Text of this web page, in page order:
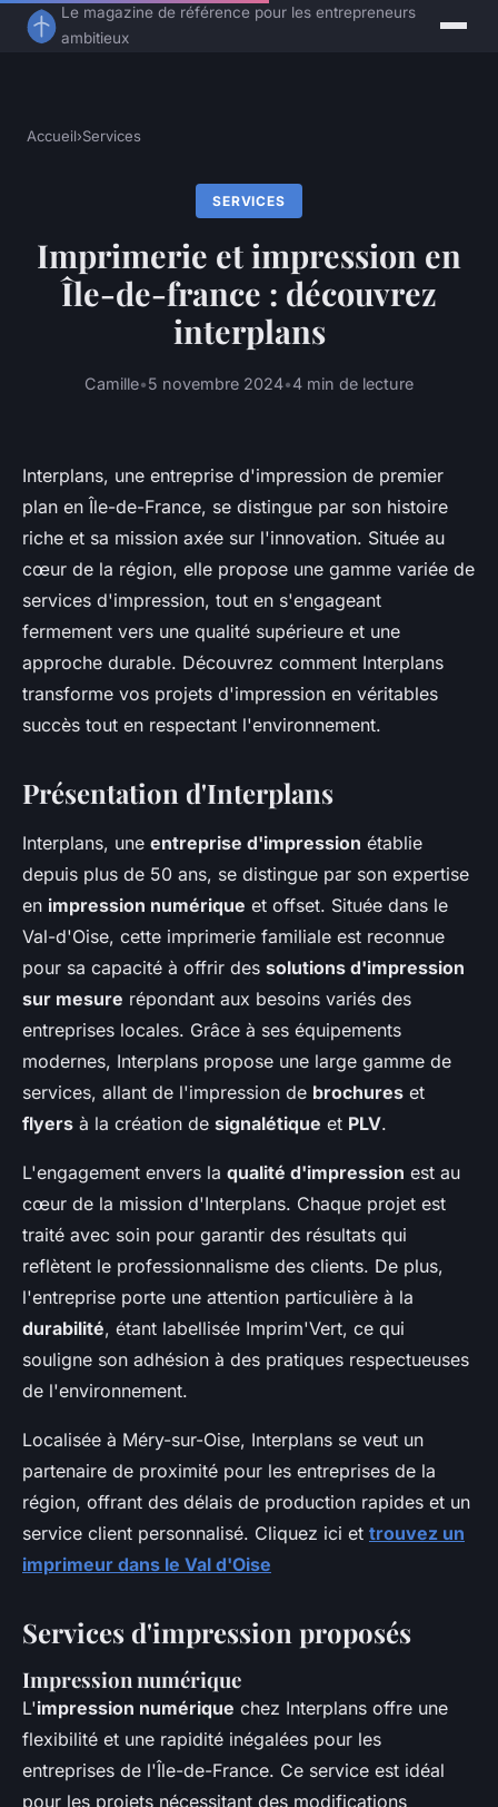
Le magazine de référence pour les entrepreneurs
ambitieux
Accueil›Services
SERVICES
Imprimerie et impression en
Île-de-france : découvrez
interplans
Camille•5 novembre 2024•4 min de lecture
Interplans, une entreprise d'impression de premier
plan en Île-de-France, se distingue par son histoire
riche et sa mission axée sur l'innovation. Située au
cœur de la région, elle propose une gamme variée de
services d'impression, tout en s'engageant
fermement vers une qualité supérieure et une
approche durable. Découvrez comment Interplans
transforme vos projets d'impression en véritables
succès tout en respectant l'environnement.
Présentation d'Interplans
Interplans, une entreprise d'impression établie
depuis plus de 50 ans, se distingue par son expertise
en impression numérique et offset. Située dans le
Val-d'Oise, cette imprimerie familiale est reconnue
pour sa capacité à offrir des solutions d'impression
sur mesure répondant aux besoins variés des
entreprises locales. Grâce à ses équipements
modernes, Interplans propose une large gamme de
services, allant de l'impression de brochures et
flyers à la création de signalétique et PLV.
L'engagement envers la qualité d'impression est au
cœur de la mission d'Interplans. Chaque projet est
traité avec soin pour garantir des résultats qui
reflètent le professionnalisme des clients. De plus,
l'entreprise porte une attention particulière à la
durabilité, étant labellisée Imprim'Vert, ce qui
souligne son adhésion à des pratiques respectueuses
de l'environnement.
Localisée à Méry-sur-Oise, Interplans se veut un
partenaire de proximité pour les entreprises de la
région, offrant des délais de production rapides et un
service client personnalisé. Cliquez ici et trouvez un
imprimeur dans le Val d'Oise
Services d'impression proposés
Impression numérique
L'impression numérique chez Interplans offre une
flexibilité et une rapidité inégalées pour les
entreprises de l'Île-de-France. Ce service est idéal
pour les projets nécessitant des modifications